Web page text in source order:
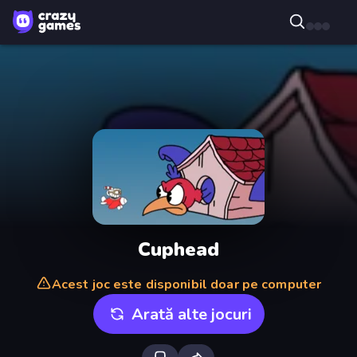
Cuphead
Acest joc este disponibil doar pe computer
Arată alte jocuri